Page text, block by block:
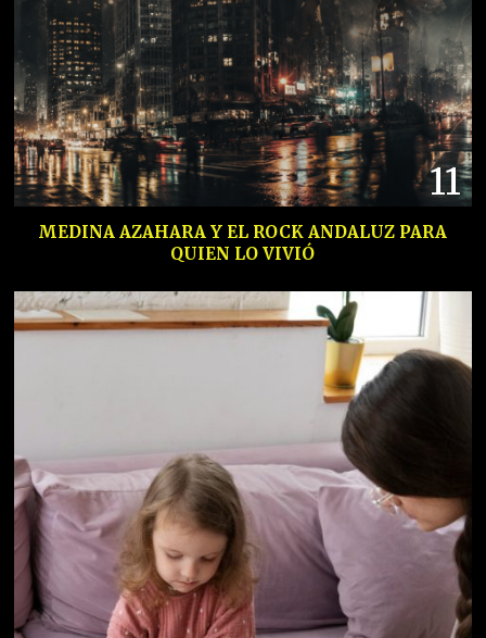
11
MEDINA AZAHARA Y EL ROCK ANDALUZ PARA
QUIEN LO VIVIÓ